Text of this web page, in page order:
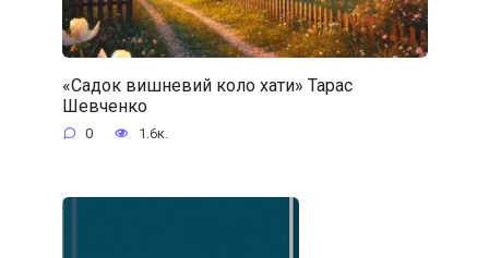
«Садок вишневий коло хати» Тарас
Шевченко
0 1.6к.